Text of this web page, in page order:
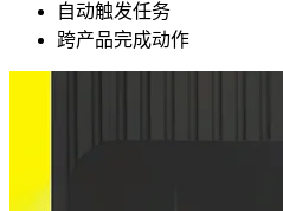
自动触发任务
跨产品完成动作